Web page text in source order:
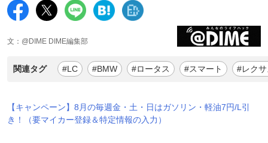
文：@DIME DIME編集部
関連タグ #LC #BMW #ロータス #スマート #レク
【キャンペーン】8月の毎週金・土・日はガソリン・軽油7円/L引
き！（要マイカー登録＆特定情報の入力）